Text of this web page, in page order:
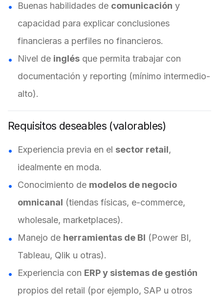
Buenas habilidades de comunicación y
capacidad para explicar conclusiones
financieras a perfiles no financieros.
Nivel de inglés que permita trabajar con
documentación y reporting (mínimo intermedio-
alto).
Requisitos deseables (valorables)
Experiencia previa en el sector retail,
idealmente en moda.
Conocimiento de modelos de negocio
omnicanal (tiendas físicas, e-commerce,
wholesale, marketplaces).
Manejo de herramientas de BI (Power BI,
Tableau, Qlik u otras).
Experiencia con ERP y sistemas de gestión
propios del retail (por ejemplo, SAP u otros